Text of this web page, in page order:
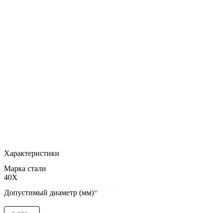
Характеристики
Марка стали
40Х
Допустимый диаметр (мм)*